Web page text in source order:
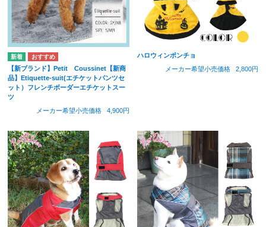
【新ブランド】Petit Coussinet【新商
品】Etiquette-suit(エチケットパンツセ
ット）フレンチボーダーエチケットスー
ツ
メーカー希望小売価格
4,900円
ハロウィンポンチョ
メーカー希望小売価格
2,800円